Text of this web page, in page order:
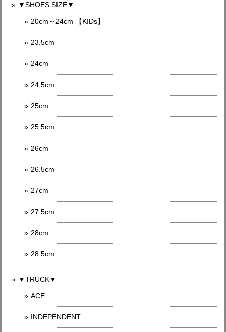
▼SHOES SIZE▼
20cm～24cm 【KIDs】
23.5cm
24cm
24,5cm
25cm
25.5cm
26cm
26.5cm
27cm
27.5cm
28cm
28.5cm
▼TRUCK▼
ACE
INDEPENDENT